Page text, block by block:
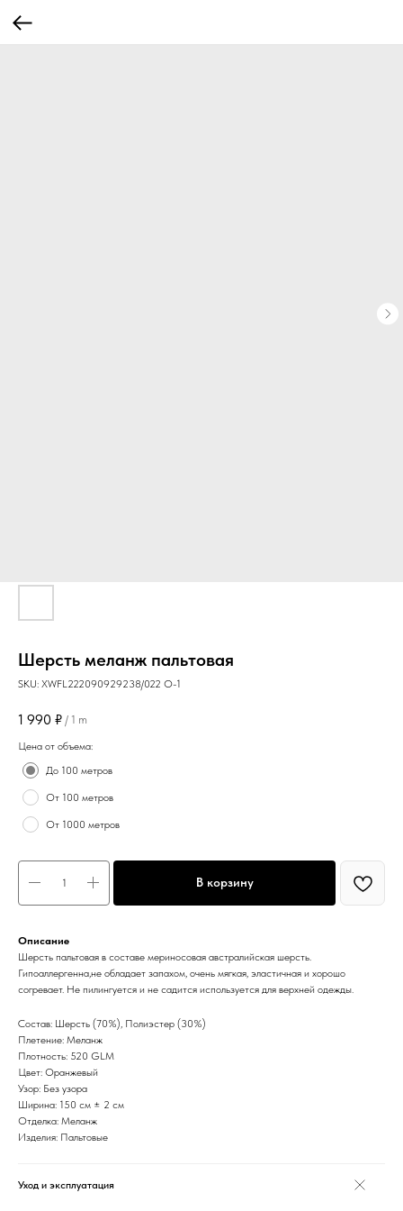
Шерсть меланж пальтовая
SKU: XWFL222090929238/022 O-1
1 990 ₽ / 1 m
Цена от объема:
До 100 метров
От 100 метров
От 1000 метров
В корзину
Описание
Шерсть пальтовая в составе мериносовая австралийская шерсть.
Гипоаллергенна,не обладает запахом, очень мягкая, эластичная и хорошо
согревает. Не пилингуется и не садится используется для верхней одежды.
Состав: Шерсть (70%), Полиэстер (30%)
Плетение: Меланж
Плотность: 520 GLM
Цвет: Оранжевый
Узор: Без узора
Ширина: 150 см ± 2 см
Отделка: Меланж
Изделия: Пальтовые
Уход и эксплуатация